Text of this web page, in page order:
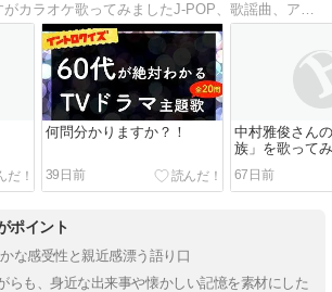
何問分かりますか？！
39日前
中村雅俊さん
族」を歌って
67日前
ポイント
な感受性と親近感漂う語り口
らも、身近な出来事や懐かしい記憶を素材にした